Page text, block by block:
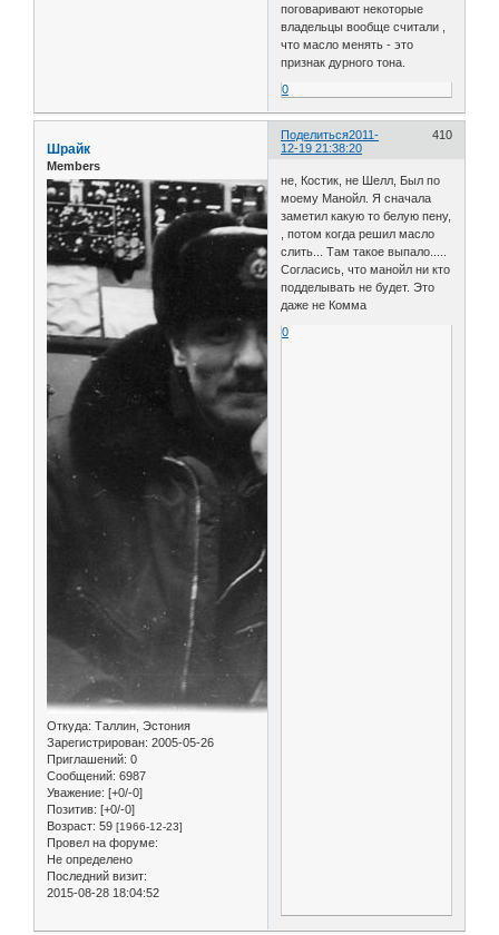
поговаривают некоторые
владельцы вообще считали ,
что масло менять - это
признак дурного тона.
0
Поделиться 410
2011-
12-19 21:38:20
Шрайк
Members
Откуда: Таллин, Эстония
Зарегистрирован: 2005-05-26
Приглашений: 0
Сообщений: 6987
Уважение: [+0/-0]
Позитив: [+0/-0]
Возраст: 59 [1966-12-23]
Провел на форуме:
Не определено
Последний визит:
2015-08-28 18:04:52
не, Костик, не Шелл, Был по
моему Манойл. Я сначала
заметил какую то белую пену,
, потом когда решил масло
слить... Там такое выпало.....
Согласись, что манойл ни кто
подделывать не будет. Это
даже не Комма
0